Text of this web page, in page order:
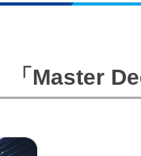
「Master